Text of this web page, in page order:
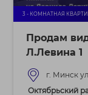
3 - КОМНАТНАЯ
Продам
Л.Левина 1
г. Минск
Октябрьский